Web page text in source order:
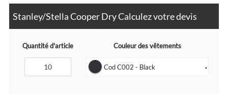
Stanley/Stella Cooper Dry Calculez votre devis
Quantité d'article Couleur des vêtements
Cod C002 - Black ▼